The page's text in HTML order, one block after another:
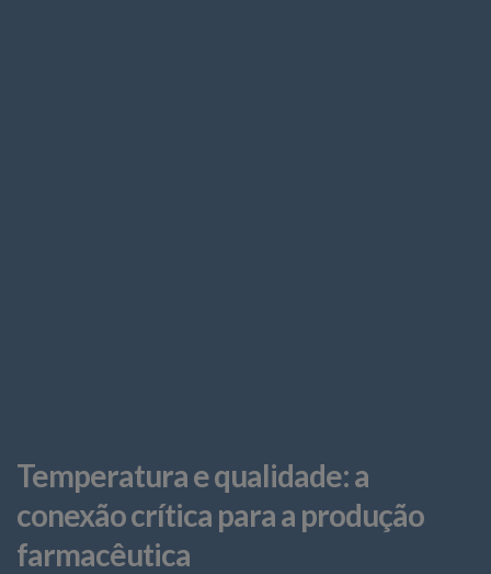
Temperatura e qualidade: a
conexão crítica para a produção
farmacêutica